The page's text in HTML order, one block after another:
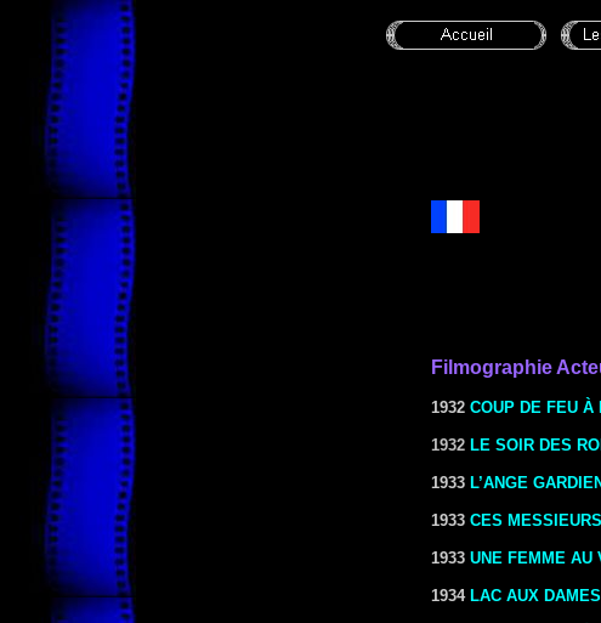
Filmographie
1932 COUP DE FEU À
1932 LE SOIR DES
1933 L’ANGE GARDIEN
1933 CES
1933 UNE FEMME AU
1934LAC AUX DAMES